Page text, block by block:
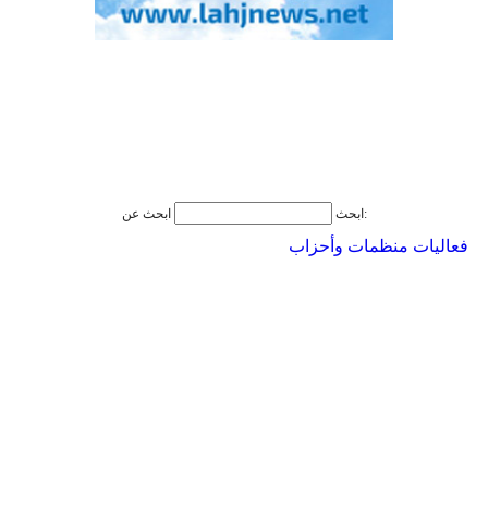
ابحث ابحث عن:
فعاليات منظمات وأحزاب